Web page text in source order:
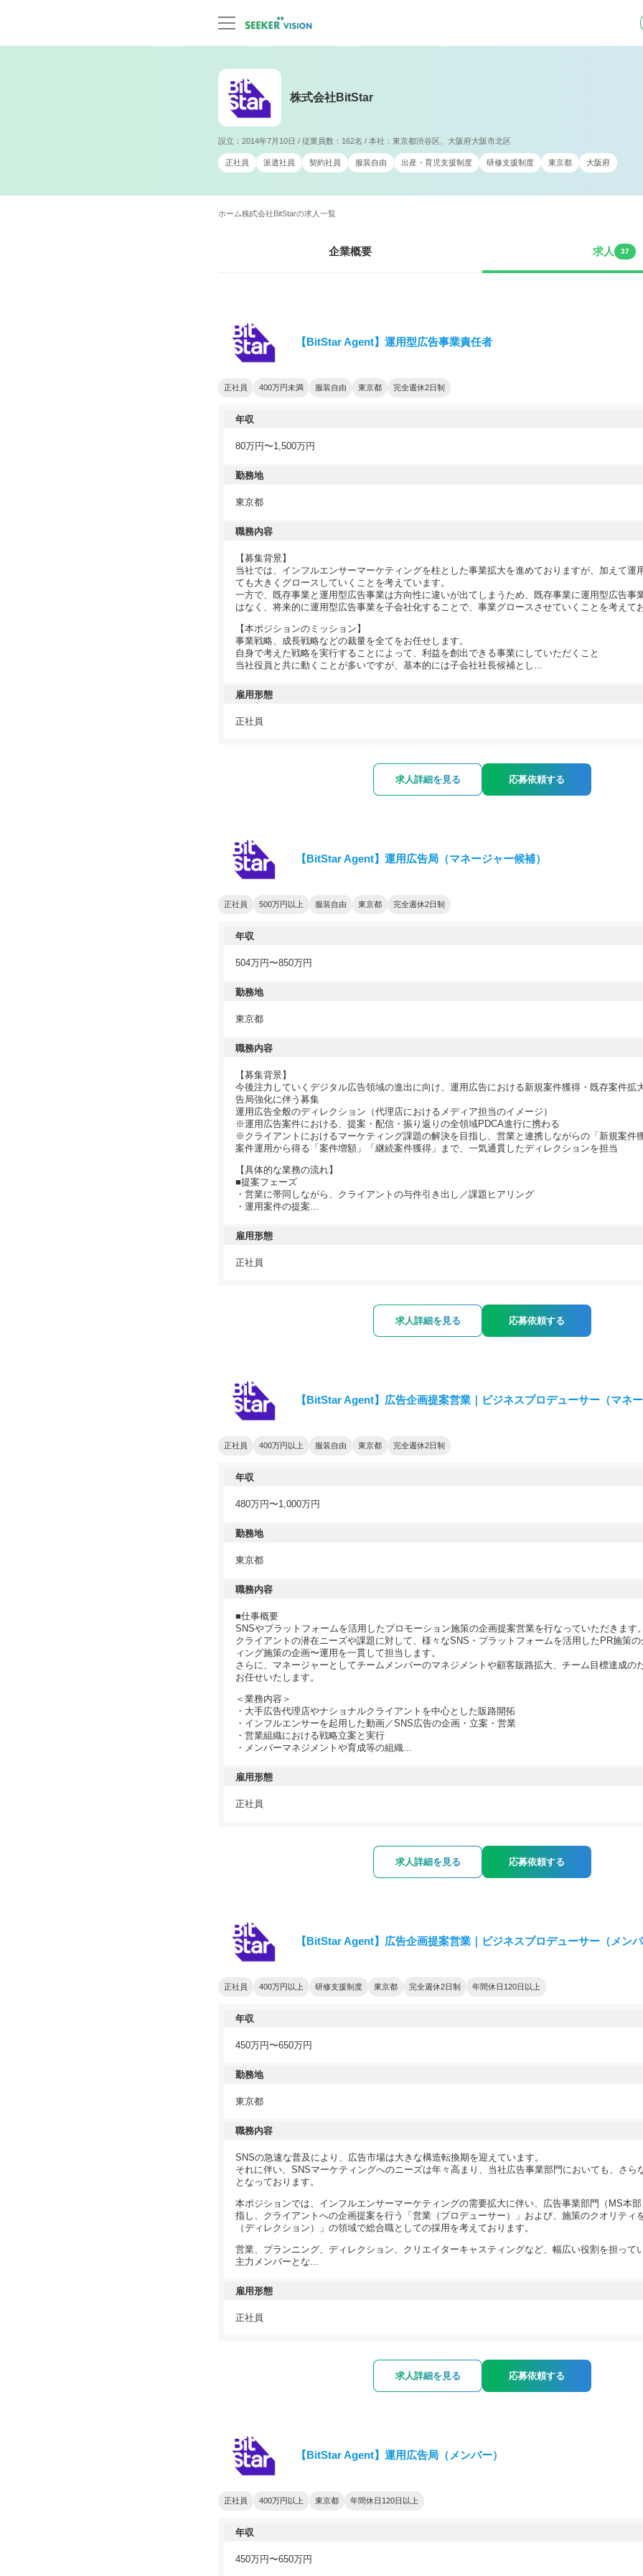
株式会社BitStar
設立：2014年7月10日 / 従業員数：162名 / 本社：東京都渋谷区、大阪府大阪市北区
正社員 派遣社員 契約社員 服装自由 出産・育児支援制度 研修支援制度 東京都 大阪府
ホーム株式会社BitStarの求人一覧
企業概要 求人 37
【BitStar Agent】運用型広告事業責任者
正社員 400万円未満 服装自由 東京都 完全週休2日制
年収
80万円〜1,500万円
勤務地
東京都
職務内容
【募集背景】
当社では、インフルエンサーマーケティングを柱とした事業拡大を進めておりますが、加えて運
ても大きくグロースしていくことを考えています。
一方で、既存事業と運用型広告事業は方向性に違いが出てしまうため、既存事業に運用型広告事
はなく、将来的に運用型広告事業を子会社化することで、事業グロースさせていくことを考えて
【本ポジションのミッション】
事業戦略、成長戦略などの裁量を全てをお任せします。
自身で考えた戦略を実行することによって、利益を創出できる事業にしていただくこと
当社役員と共に動くことが多いですが、基本的には子会社社長候補とし...
雇用形態
正社員
求人詳細を見る 応募依頼する
【BitStar Agent】運用広告局（マネージャー候補）
正社員 500万円以上 服装自由 東京都 完全週休2日制
年収
504万円〜850万円
勤務地
東京都
職務内容
【募集背景】
今後注力していくデジタル広告領域の進出に向け、運用広告における新規案件獲得・既存案件拡
告局強化に伴う募集
運用広告全般のディレクション（代理店におけるメディア担当のイメージ）
※運用広告案件における、提案・配信・振り返りの全領域PDCA進行に携わる
※クライアントにおけるマーケティング課題の解決を目指し、営業と連携しながらの「新規案件
案件運用から得る「案件増額」「継続案件獲得」まで、一気通貫したディレクションを担当
【具体的な業務の流れ】
■提案フェーズ
・営業に帯同しながら、クライアントの与件引き出し／課題ヒアリング
・運用案件の提案...
雇用形態
正社員
求人詳細を見る 応募依頼する
【BitStar Agent】広告企画提案営業｜ビジネスプロデューサー（マネー
正社員 400万円以上 服装自由 東京都 完全週休2日制
年収
480万円〜1,000万円
勤務地
東京都
職務内容
■仕事概要
SNSやプラットフォームを活用したプロモーション施策の企画提案営業を行なっていただきます。
クライアントの潜在ニーズや課題に対して、様々なSNS・プラットフォームを活用したPR施策
ィング施策の企画〜運用を一貫して担当します。
さらに、マネージャーとしてチームメンバーのマネジメントや顧客販路拡大、チーム目標達成の
お任せいたします。
＜業務内容＞
・大手広告代理店やナショナルクライアントを中心とした販路開拓
・インフルエンサーを起用した動画／SNS広告の企画・立案・営業
・営業組織における戦略立案と実行
・メンバーマネジメントや育成等の組織...
雇用形態
正社員
求人詳細を見る 応募依頼する
【BitStar Agent】広告企画提案営業｜ビジネスプロデューサー（メンバ
正社員 400万円以上 研修支援制度 東京都 完全週休2日制 年間休日120日以上
年収
450万円〜650万円
勤務地
東京都
職務内容
SNSの急速な普及により、広告市場は大きな構造転換期を迎えています。
それに伴い、SNSマーケティングへのニーズは年々高まり、当社広告事業部門においても、さら
となっております。
本ポジションでは、インフルエンサーマーケティングの需要拡大に伴い、広告事業部門（MS本
指し、クライアントへの企画提案を行う「営業（プロデューサー）」および、施策のクオリティ
（ディレクション）」の領域で総合職としての採用を考えております。
営業、プランニング、ディレクション、クリエイターキャスティングなど、幅広い役割を担って
主力メンバーとな...
雇用形態
正社員
求人詳細を見る 応募依頼する
【BitStar Agent】運用広告局（メンバー）
正社員 400万円以上 東京都 年間休日120日以上
年収
450万円〜650万円